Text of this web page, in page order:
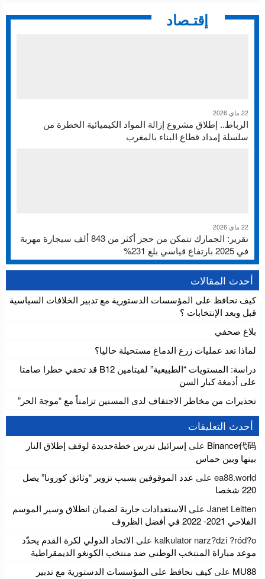
إقتـصاد
22 ماي 2026
الرباط.. إطلاق مشروع إزالة المواد الكيميائية الخطرة من
سلسلة إمداد قطاع البناء بالمغرب
22 ماي 2026
تقرير: الجمارك تتمكن من حجز أكثر من 843 ألف سيجارة مهربة
في 2025 بارتفاع قياسي بلغ 231%
أحدث المقالات
كيف نحافظ على المؤسسات الدستورية مع تدبير الخلافات السياسية
قبل وبعد الإنتخابات ؟
بلاغ صحفي
لماذا تعد عمليات زرع الدماغ مستحيلة حاليا؟
دراسة: المستويات “الطبيعية” لفيتامين B12 قد تخفي خطرا صامتا
على أدمغة كبار السن
تحذيرات من مخاطر الاجتفاف لدى المسنين تزامناً مع “موجة الحر”
أحدث التعليقات
Binance代码 على إسرائيل تدرس خطةجديدة لوقف إطلاق النار
بينها وبين حماس
ea88.world على عدد الموقوفين بسبب تزوير “وثائق كورونا” يصل
220 شخصا
Janet Leitten على الاستعدادات جارية لضمان انطلاق وسير الموسم
الفلاحي 2021- 2022 في أفضل الظروف
kalkulator narz?dzi ?ród?o على الاتحاد الدولي لكرة القدم يحدّد
موعد مباراة المنتخب الوطني ضد منتخب الكونغو الديمقراطية
MU88 علىكيف نحافظ على المؤسسات الدستورية مع تدبير